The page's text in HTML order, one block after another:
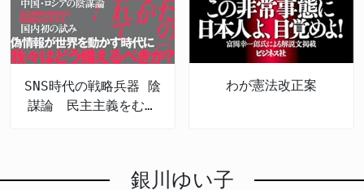
SNS時代の戦略兵器 陰
謀論 民主主義をむし
わが憲法改正案
銀川ゆい子